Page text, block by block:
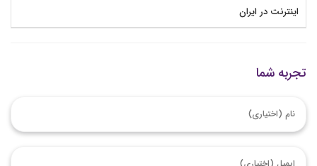
اینترنت در ایران
تجربه شما